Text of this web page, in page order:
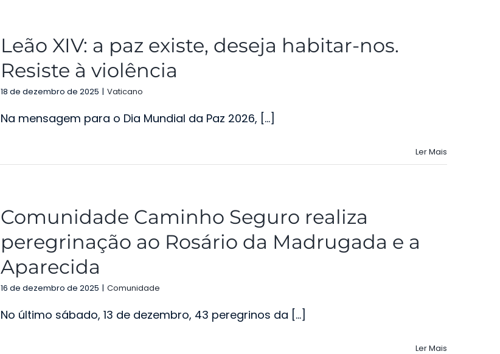
Leão XIV: a paz existe, deseja habitar-nos.
Resiste à violência
18 de dezembro de 2025 | Vaticano
Na mensagem para o Dia Mundial da Paz 2026, [...]
Ler Mais
Comunidade Caminho Seguro realiza
peregrinação ao Rosário da Madrugada e a
Aparecida
16 de dezembro de 2025 | Comunidade
No último sábado, 13 de dezembro, 43 peregrinos da [...]
Ler Mais